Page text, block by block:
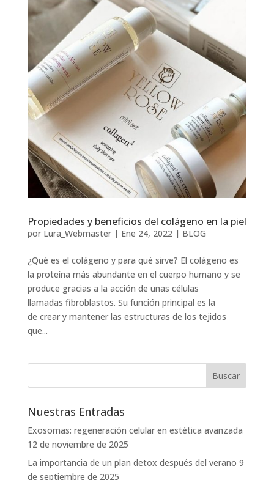
Propiedades y beneficios del colágeno en la piel
por Lura_Webmaster| Ene 24, 2022| BLOG
¿Qué es el colágeno y para qué sirve? El colágeno es
la proteína más abundante en el cuerpo humano y se
produce gracias a la acción de unas células
llamadas fibroblastos. Su función principal es la
de crear y mantener las estructuras de los tejidos
que...
Nuestras Entradas
Exosomas: regeneración celular en estética avanzada
12 de noviembre de 2025
La importancia de un plan detox después del verano 9
de septiembre de 2025